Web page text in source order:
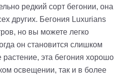
редкий сорт бегонии, она
других. Бегония Luxurians
но вы можете легко
он становится слишком
эта бегония хорошо
освещении, так и в более